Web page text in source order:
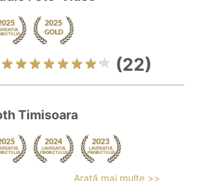
(22)
Timisoara
Arată mai multe >>